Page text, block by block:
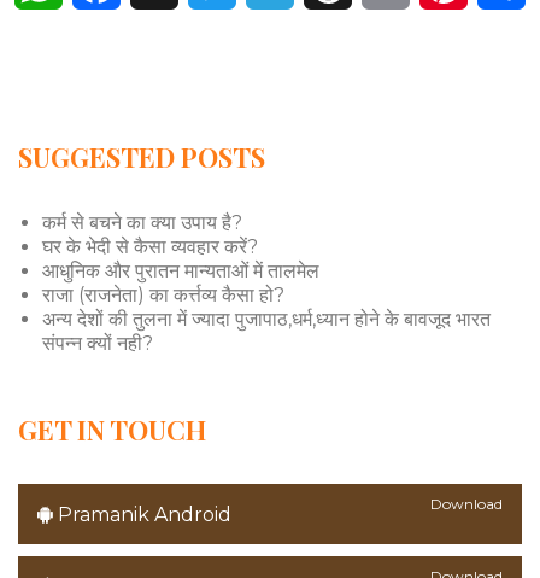
SUGGESTED POSTS
कर्म से बचने का क्या उपाय है?
घर के भेदी से कैसा व्यवहार करें?
आधुनिक और पुरातन मान्यताओं में तालमेल
राजा (राजनेता) का कर्त्तव्य कैसा हो?
अन्य देशों की तुलना में ज्यादा पुजापाठ,धर्म,ध्यान होने के बावजूद भारत
संपन्न क्यों नही?
GET IN TOUCH
Pramanik Android Download